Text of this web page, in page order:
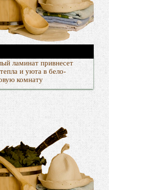
ламинат привнесет
и уюта в бело-
комнату